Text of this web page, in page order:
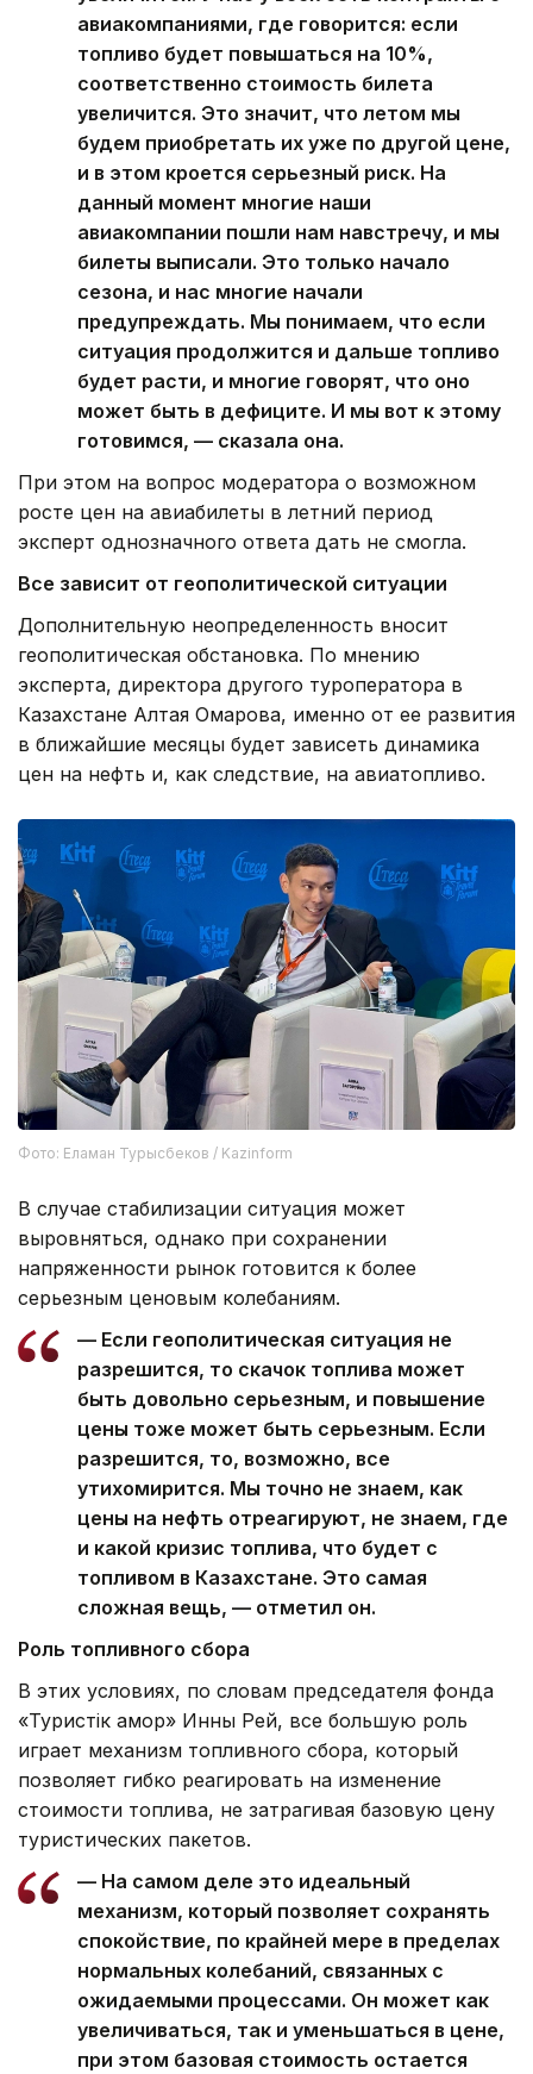
авиакомпаниями, где говорится: если
топливо будет повышаться на 10%,
соответственно стоимость билета
увеличится. Это значит, что летом мы
будем приобретать их уже по другой цене,
и в этом кроется серьезный риск. На
данный момент многие наши
авиакомпании пошли нам навстречу, и мы
билеты выписали. Это только начало
сезона, и нас многие начали
предупреждать. Мы понимаем, что если
ситуация продолжится и дальше топливо
будет расти, и многие говорят, что оно
может быть в дефиците. И мы вот к этому
готовимся, — сказала она.
При этом на вопрос модератора о возможном
росте цен на авиабилеты в летний период
эксперт однозначного ответа дать не смогла.
Все зависит от геополитической ситуации
Дополнительную неопределенность вносит
геополитическая обстановка. По мнению
эксперта, директора другого туроператора в
Казахстане Алтая Омарова, именно от ее развития
в ближайшие месяцы будет зависеть динамика
цен на нефть и, как следствие, на авиатопливо.
Фото: Еламан Турысбеков / Kazinform
В случае стабилизации ситуация может
выровняться, однако при сохранении
напряженности рынок готовится к более
серьезным ценовым колебаниям.
— Если геополитическая ситуация не
разрешится, то скачок топлива может
быть довольно серьезным, и повышение
цены тоже может быть серьезным. Если
разрешится, то, возможно, все
утихомирится. Мы точно не знаем, как
цены на нефть отреагируют, не знаем, где
и какой кризис топлива, что будет с
топливом в Казахстане. Это самая
сложная вещь, — отметил он.
Роль топливного сбора
В этих условиях, по словам председателя фонда
«Туристік қамқор» Инны Рей, все большую роль
играет механизм топливного сбора, который
позволяет гибко реагировать на изменение
стоимости топлива, не затрагивая базовую цену
туристических пакетов.
— На самом деле это идеальный
механизм, который позволяет сохранять
спокойствие, по крайней мере в пределах
нормальных колебаний, связанных с
ожидаемыми процессами. Он может как
увеличиваться, так и уменьшаться в цене,
при этом базовая стоимость остается